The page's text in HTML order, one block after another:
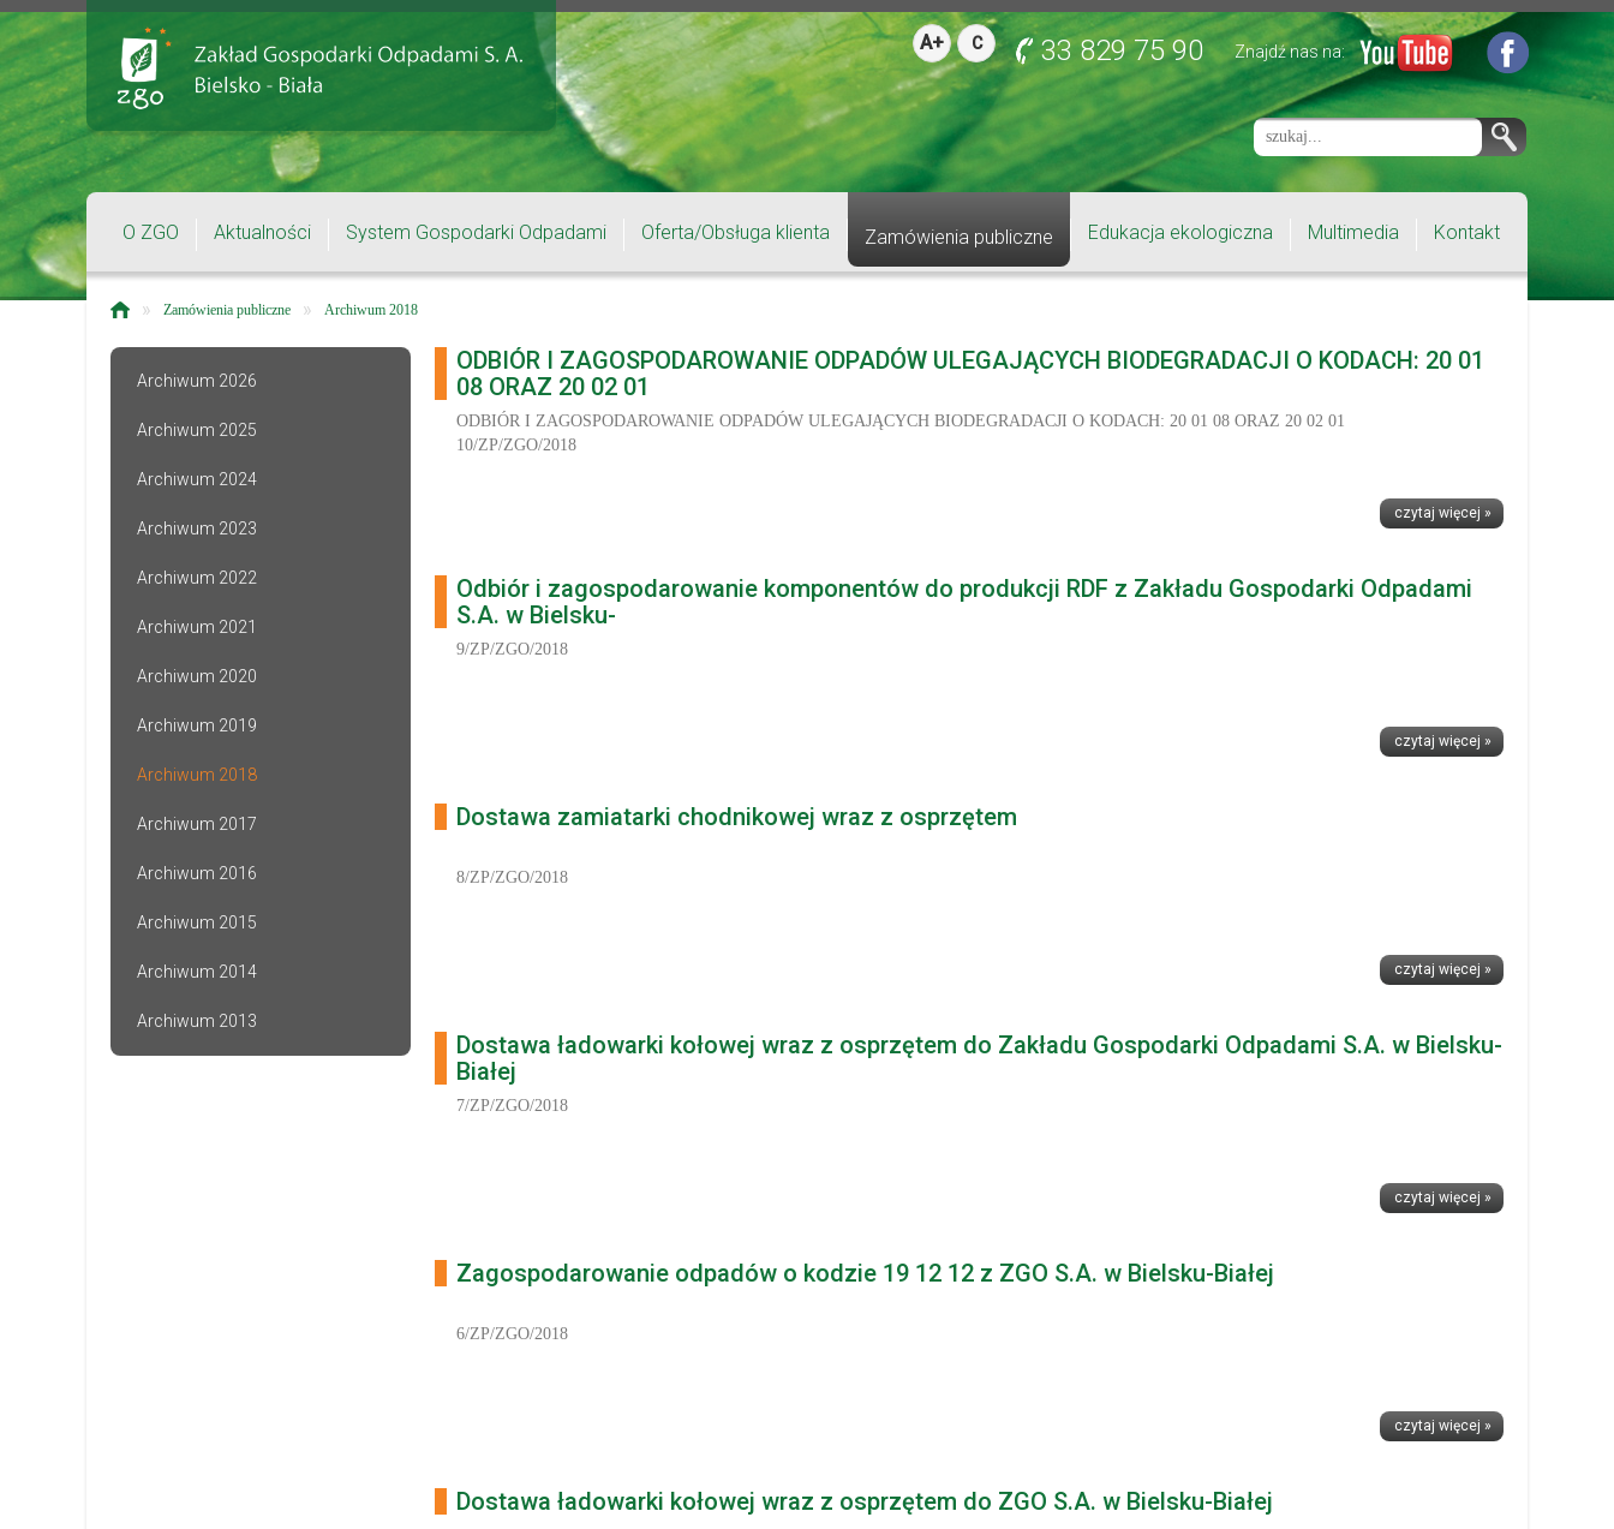
A+ C 33 829 75 90 Znajdź nas na:
O ZGO Aktualności System Gospodarki Odpadami Oferta/Obsługa klienta Zamówienia publiczne Edukacja ekologiczna Multimedia Kontakt
» Zamówienia publiczne » Archiwum 2018
Archiwum 2026
Archiwum 2025
Archiwum 2024
Archiwum 2023
Archiwum 2022
Archiwum 2021
Archiwum 2020
Archiwum 2019
Archiwum 2018
Archiwum 2017
Archiwum 2016
Archiwum 2015
Archiwum 2014
Archiwum 2013
ODBIÓR I ZAGOSPODAROWANIE ODPADÓW ULEGAJĄCYCH BIODEGRADACJI O KODACH: 20 01
08 ORAZ 20 02 01
ODBIÓR I ZAGOSPODAROWANIE ODPADÓW ULEGAJĄCYCH BIODEGRADACJI O KODACH: 20 01 08 ORAZ 20 02 01
10/ZP/ZGO/2018
czytaj więcej »
Odbiór i zagospodarowanie komponentów do produkcji RDF z Zakładu Gospodarki Odpadami
S.A. w Bielsku-
9/ZP/ZGO/2018
czytaj więcej »
Dostawa zamiatarki chodnikowej wraz z osprzętem
8/ZP/ZGO/2018
czytaj więcej »
Dostawa ładowarki kołowej wraz z osprzętem do Zakładu Gospodarki Odpadami S.A. w Bielsku-
Białej
7/ZP/ZGO/2018
czytaj więcej »
Zagospodarowanie odpadów o kodzie 19 12 12 z ZGO S.A. w Bielsku-Białej
6/ZP/ZGO/2018
czytaj więcej »
Dostawa ładowarki kołowej wraz z osprzętem do ZGO S.A. w Bielsku-Białej